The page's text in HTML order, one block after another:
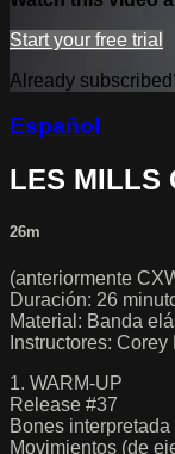
Start your free trial
Already
Español
LES MILLS
26m
(anteriormente
Duración: 26
Material: Banda
Instructores:
1. WARM-UP
Release #37
Bones
Movimientos (de